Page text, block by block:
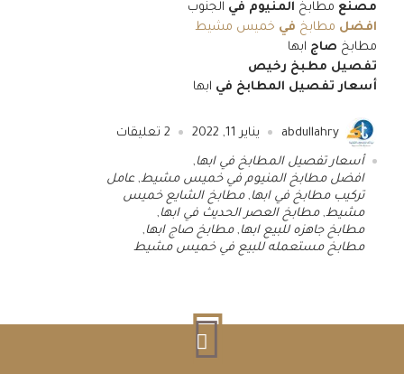
مصنع مطابخ المنيوم في الجنوب
افضل مطابخ في خميس مشيط
مطابخ صاج ابها
تفصيل مطبخ رخيص
أسعار تفصيل المطابخ في ابها
abdullahry يناير 11, 2022 2 تعليقات
أسعار تفصيل المطابخ في ابها ,
افضل مطابخ المنيوم في خميس مشيط, عامل
تركيب مطابخ في ابها ,مطابخ الشايع خميس
مشيط,مطابخ العصر الحديث في ابها ,
مطابخ جاهزه للبيع ابها ,مطابخ صاج ابها ,
مطابخ مستعمله للبيع في خميس مشيط